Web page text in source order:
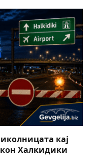
кај
Халкидики